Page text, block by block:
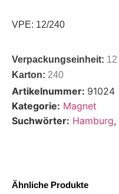
VPE: 12/240
Verpackungseinheit: 12
Karton: 240
Artikelnummer: 91024
Kategorie: Magnet
Suchwörter: Hamburg,
Ähnliche Produkte